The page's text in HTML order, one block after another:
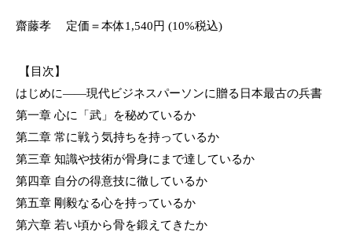
齋藤孝 定価＝本体1,540円 (10%税込)
【目次】
はじめに――現代ビジネスパーソンに贈る日本最古の兵書
第一章 心に「武」を秘めているか
第二章 常に戦う気持ちを持っているか
第三章 知識や技術が骨身にまで達しているか
第四章 自分の得意技に徹しているか
第五章 剛毅なる心を持っているか
第六章 若い頃から骨を鍛えてきたか